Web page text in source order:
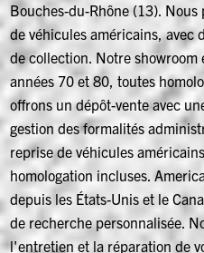
Bouches-du-Rhône (13).
de véhicules américains, avec
de collection. Notre showroom
années 70 et 80, toutes
offrons un dépôt-vente avec
gestion des formalités
reprise de véhicules
homologation incluses.
depuis les États-Unis et le
de recherche personnalisée.
l'entretien et la réparation de